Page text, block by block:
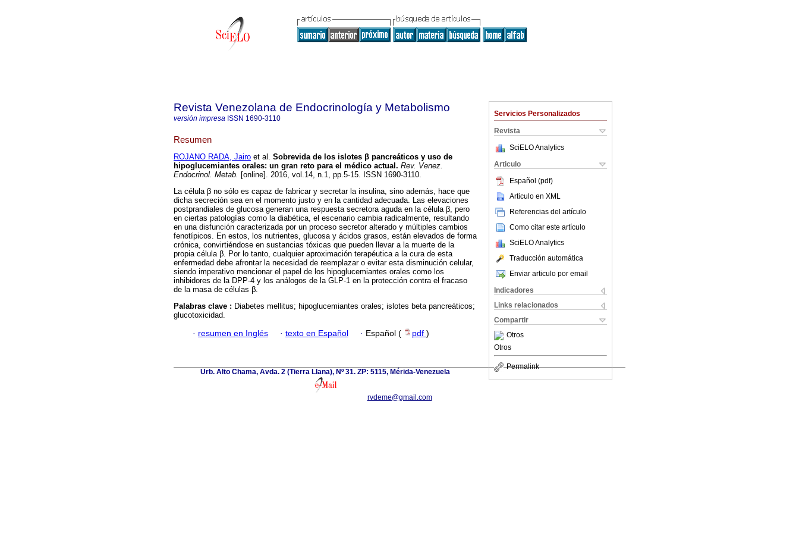
Servicios Personalizados
Revista
SciELO Analytics
Articulo
Español (pdf)
Articulo en XML
Referencias del artículo
Como citar este artículo
SciELO Analytics
Traducción automática
Enviar articulo por email
Indicadores
Links relacionados
Compartir
Otros
Otros
Permalink
Revista Venezolana de Endocrinología y Metabolismo
versión impresa ISSN 1690-3110
Resumen
ROJANO RADA, Jairo et al. Sobrevida de los islotes β pancreáticos y uso de
hipoglucemiantes orales: un gran reto para el médico actual . Rev. Venez.
Endocrinol. Metab. [online]. 2016, vol.14, n.1, pp.5-15. ISSN 1690-3110.
La célula β no sólo es capaz de fabricar y secretar la insulina, sino además, hace que
dicha secreción sea en el momento justo y en la cantidad adecuada. Las elevaciones
postprandiales de glucosa generan una respuesta secretora aguda en la célula β, pero
en ciertas patologías como la diabética, el escenario cambia radicalmente, resultando
en una disfunción caracterizada por un proceso secretor alterado y múltiples cambios
fenotípicos. En estos, los nutrientes, glucosa y ácidos grasos, están elevados de forma
crónica, convirtiéndose en sustancias tóxicas que pueden llevar a la muerte de la
propia célula β. Por lo tanto, cualquier aproximación terapéutica a la cura de esta
enfermedad debe afrontar la necesidad de reemplazar o evitar esta disminución celular,
siendo imperativo mencionar el papel de los hipoglucemiantes orales como los
inhibidores de la DPP-4 y los análogos de la GLP-1 en la protección contra el fracaso
de la masa de células β.
Palabras clave : Diabetes mellitus; hipoglucemiantes orales; islotes beta pancreáticos;
glucotoxicidad.
· resumen en Inglés · texto en Español · Español ( pdf )
Urb. Alto Chama, Avda. 2 (Tierra Llana), Nº 31. ZP: 5115, Mérida-Venezuela
rvdeme@gmail.com